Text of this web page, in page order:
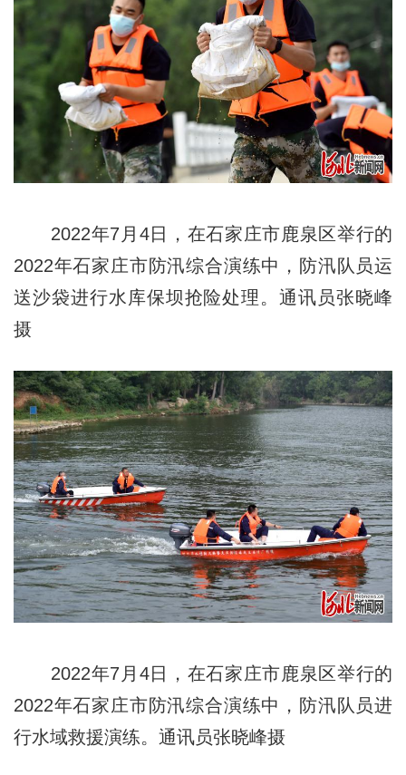
2022年7月4日，在石家庄市鹿泉区举行的
2022年石家庄市防汛综合演练中，防汛队员运
送沙袋进行水库保坝抢险处理。通讯员张晓峰
摄
2022年7月4日，在石家庄市鹿泉区举行的
2022年石家庄市防汛综合演练中，防汛队员进
行水域救援演练。通讯员张晓峰摄